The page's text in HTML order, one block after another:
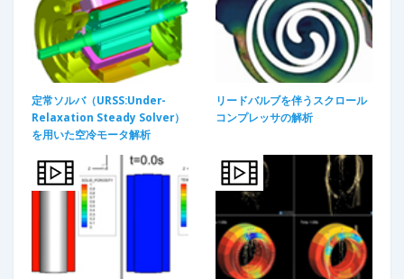
定常ソルバ（URSS:Under-
Relaxation Steady Solver）
を用いた空冷モータ解析
リードバルブを伴うスクロール
コンプレッサの解析